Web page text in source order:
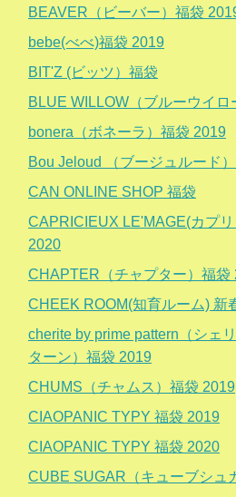
BEAVER（ビーバー）福袋
bebe(べべ)福袋 2019
BIT'Z (ビッツ）福袋
BLUE WILLOW（ブルーウイロ
bonera（ボネーラ）福袋 2019
Bou Jeloud （ブージュルード
CAN ONLINE SHOP 福袋
CAPRICIEUX LE'MAGE(カプ
2020
CHAPTER（チャプター）福袋
CHEEK ROOM(知育ルーム) 新
cherite by prime pattern（シェ
ターン）福袋 2019
CHUMS（チャムス）福袋 2019
CIAOPANIC TYPY 福袋 2019
CIAOPANIC TYPY 福袋 2020
CUBE SUGAR（キューブシュ